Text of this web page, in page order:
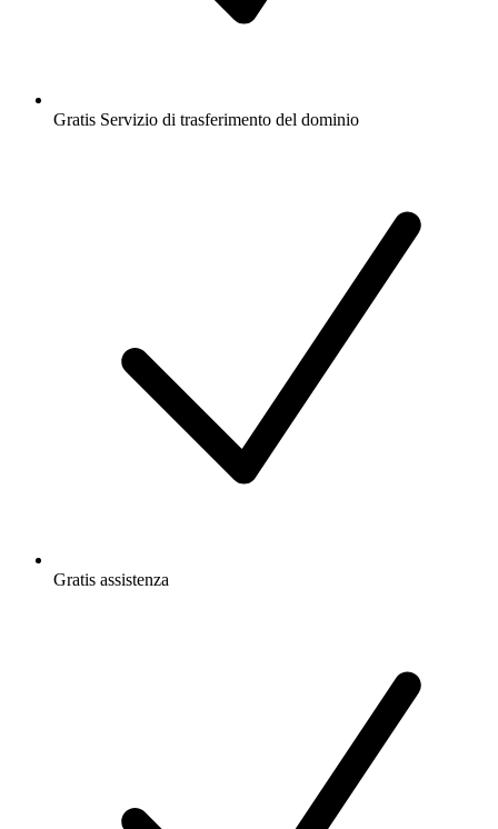
Gratis Servizio di trasferimento del dominio
Gratis assistenza